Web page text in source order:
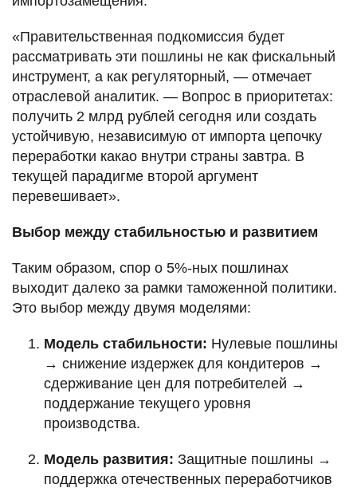
«Правительственная подкомиссия будет
рассматривать эти пошлины не как фискальный
инструмент, а как регуляторный, — отмечает
отраслевой аналитик. — Вопрос в приоритетах:
получить 2 млрд рублей сегодня или создать
устойчивую, независимую от импорта цепочку
переработки какао внутри страны завтра. В
текущей парадигме второй аргумент
перевешивает».
Выбор между стабильностью и развитием
Таким образом, спор о 5%-ных пошлинах
выходит далеко за рамки таможенной политики.
Это выбор между двумя моделями:
Модель стабильности: Нулевые пошлины
→ снижение издержек для кондитеров →
сдерживание цен для потребителей →
поддержание текущего уровня
производства.
Модель развития: Защитные пошлины →
поддержка отечественных переработчиков